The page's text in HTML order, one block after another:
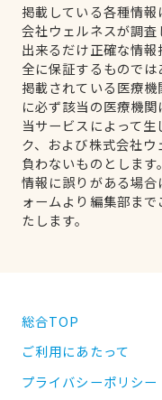
掲載している各種情
会社ウェルネスが調査
出来るだけ正確な情
全に保証するものでは
掲載されている医療
に必ず該当の医療機関
当サービスによって
ク、および株式会社
負わないものとします。
情報に誤りがある場
ォームより編集部ま
たします。
総合TOP
ご利用にあたって
プライバシーポリシー